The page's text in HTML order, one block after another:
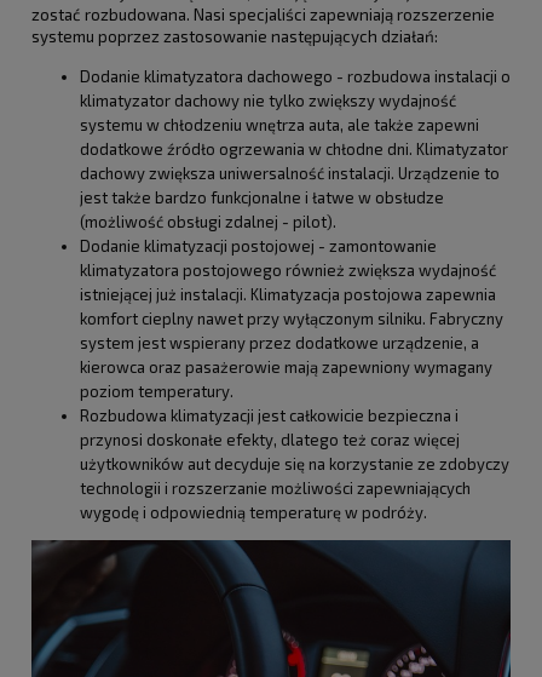
zostać rozbudowana. Nasi specjaliści zapewniają rozszerzenie
systemu poprzez zastosowanie następujących działań:
Dodanie klimatyzatora dachowego - rozbudowa instalacji o
klimatyzator dachowy nie tylko zwiększy wydajność
systemu w chłodzeniu wnętrza auta, ale także zapewni
dodatkowe źródło ogrzewania w chłodne dni. Klimatyzator
dachowy zwiększa uniwersalność instalacji. Urządzenie to
jest także bardzo funkcjonalne i łatwe w obsłudze
(możliwość obsługi zdalnej - pilot).
Dodanie klimatyzacji postojowej - zamontowanie
klimatyzatora postojowego również zwiększa wydajność
istniejącej już instalacji. Klimatyzacja postojowa zapewnia
komfort cieplny nawet przy wyłączonym silniku. Fabryczny
system jest wspierany przez dodatkowe urządzenie, a
kierowca oraz pasażerowie mają zapewniony wymagany
poziom temperatury.
Rozbudowa klimatyzacji jest całkowicie bezpieczna i
przynosi doskonałe efekty, dlatego też coraz więcej
użytkowników aut decyduje się na korzystanie ze zdobyczy
technologii i rozszerzanie możliwości zapewniających
wygodę i odpowiednią temperaturę w podróży.